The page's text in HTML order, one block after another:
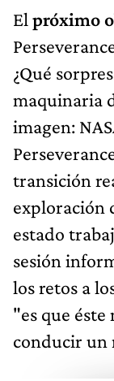
El próximo
¿Qué
maquinaria
imagen:
transición
exploración
estado
sesión
los retos a
"es que
conducir un